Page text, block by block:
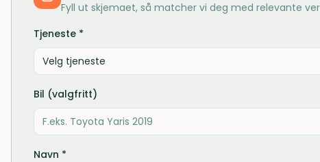
Fyll ut skjemaet, så matcher vi deg med relevante
Tjeneste *
Velg tjeneste
Bil (valgfritt)
Navn *